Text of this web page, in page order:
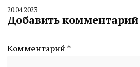
By
CHELINDUSTRY
20.04.2023
Добавить комментарий
Комментарий *